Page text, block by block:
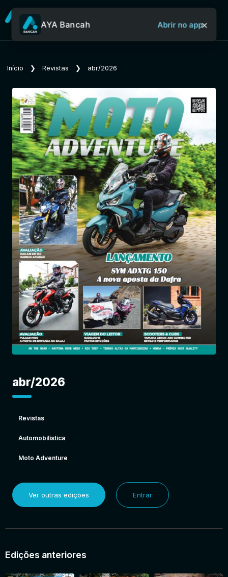
Sobre o Aya Bancah
Início
Revistas
Jornais
Notícias
Entrar
AYA Bancah Abrir no app×
Início ❯ Revistas ❯ abr/2026
abr/2026
Revistas
Automobilística
Moto Adventure
Ver outras edições Entrar
Edições anteriores